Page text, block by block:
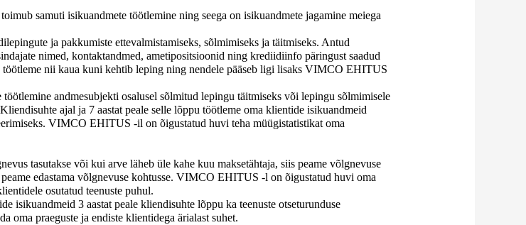
samuti isikuandmete töötlemine ning seega on isikuandmete jagamine meiega
ja pakkumiste ettevalmistamiseks, sõlmimiseks ja täitmiseks. Antud
nimed, kontaktandmed, ametipositsioonid ning krediidiinfo päringust saadud
nii kaua kuni kehtib leping ning nendele pääseb ligi lisaks VIMCO EHITUS
andmesubjekti osalusel sõlmitud lepingu täitmiseks või lepingu sõlmimisele
ajal ja 7 aastat peale selle lõppu töötleme oma klientide isikuandmeid
VIMCO EHITUS -il on õigustatud huvi teha müügistatistikat oma
tasutakse või kui arve läheb üle kahe kuu maksetähtaja, siis peame võlgnevuse
edastama võlgnevuse kohtusse. VIMCO EHITUS -l on õigustatud huvi oma
osutatud teenuste puhul.
isikuandmeid 3 aastat peale kliendisuhte lõppu ka teenuste otseturunduse
praeguste ja endiste klientidega ärialast suhet.